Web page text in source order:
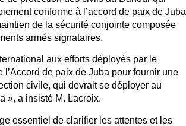
conforme à l’accord de paix de Juba
de la sécurité conjointe composée
armés signataires.
aux efforts déployés par le
de paix de Juba pour fournir une
civile, qui devrait se déployer au
», a insisté M. Lacroix.
essentiel de clarifier les attentes et les